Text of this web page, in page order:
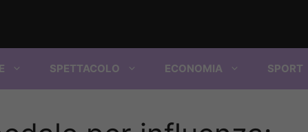
SPETTACOLO ECONOMIA SPORT